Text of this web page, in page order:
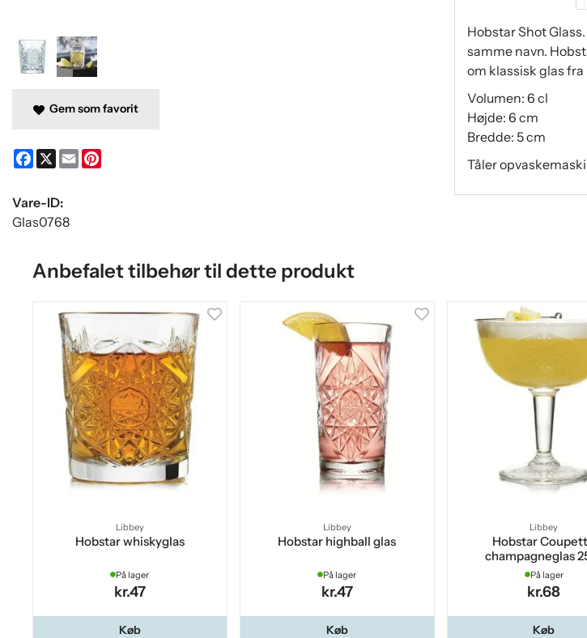
Hobstar Shot
samme navn.
om klassisk glas
Volumen: 6 cl
Højde: 6 cm
Bredde: 5 cm
Tåler
Gem som favorit
Facebook
X Email
Vare-ID:
Glas0768
Anbefalet tilbehør til dette produkt
Libbey
Hobstar whiskyglas
På lager
kr.47
Køb
Libbey
Hobstar highball glas
På lager
kr.47
Køb
Libbey
Hobstar
champagneglas
På lager
kr.68
Køb